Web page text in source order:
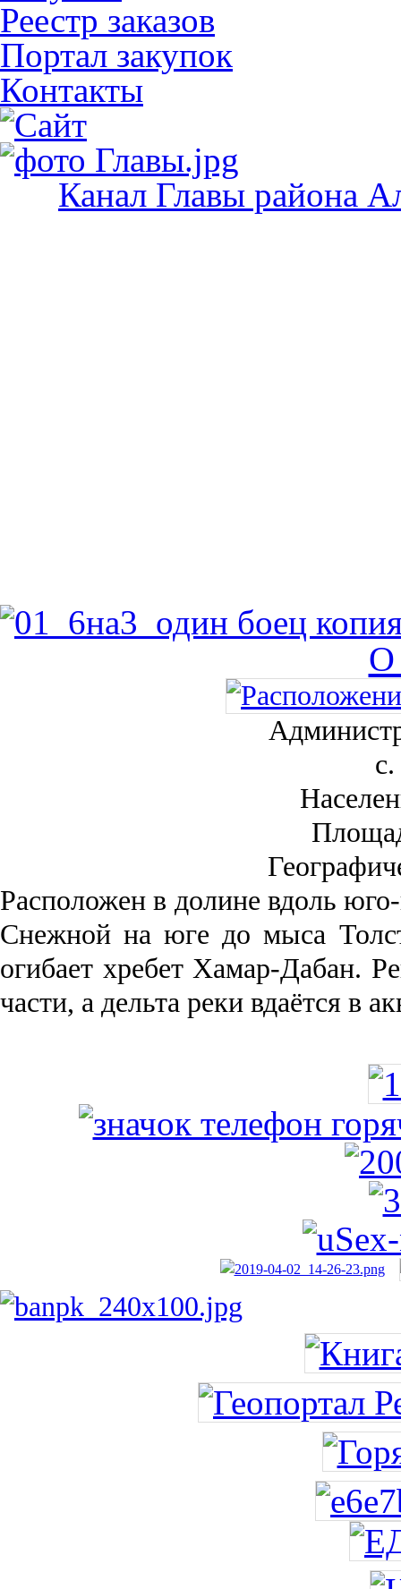
Реестр заказов
Портал закупок
Контакты
Канал Главы района
О
Рас­положен в долине вдоль
Снежной на юге до мыса
огибает хребет Хамар-Дабан.
части, а дельта реки вда­ётся в